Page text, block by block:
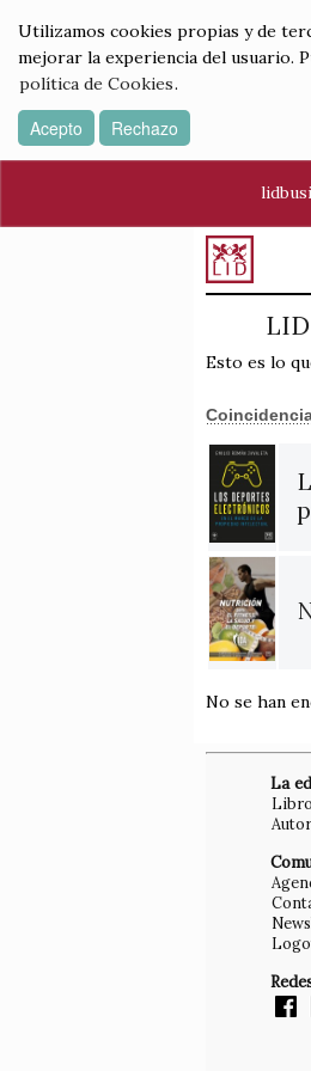
Utilizamos cookies propias y de
mejorar la experiencia del usuario.
política de Cookies.
Acepto Rechazo
Esto es lo
No se han
La